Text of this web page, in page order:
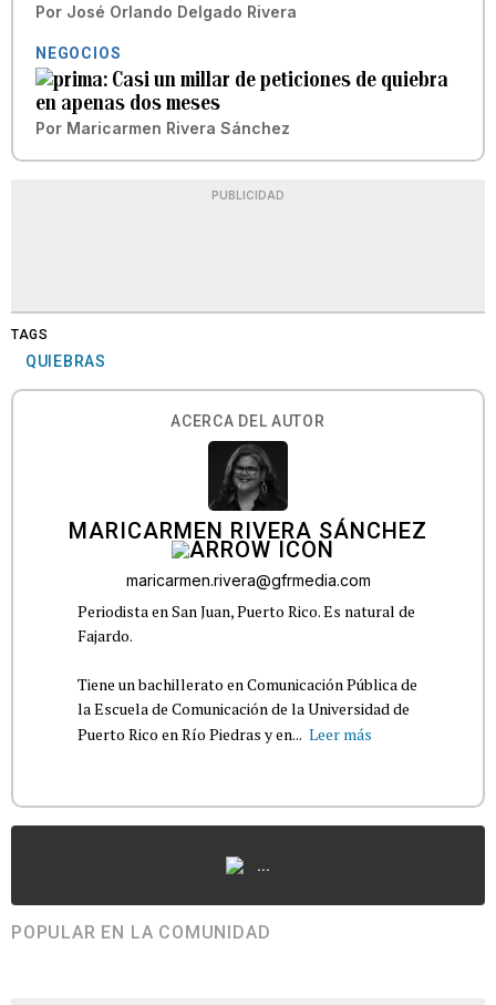
Por José Orlando Delgado Rivera
NEGOCIOS
Casi un millar de peticiones de quiebra
en apenas dos meses
Por Maricarmen Rivera Sánchez
PUBLICIDAD
TAGS
QUIEBRAS
ACERCA DEL AUTOR
MARICARMEN RIVERA SÁNCHEZ
maricarmen.rivera@gfrmedia.com
Periodista en San Juan, Puerto Rico. Es natural de
Fajardo.
Tiene un bachillerato en Comunicación Pública de
la Escuela de Comunicación de la Universidad de
Puerto Rico en Río Piedras y en... Leer más
...
POPULAR EN LA COMUNIDAD